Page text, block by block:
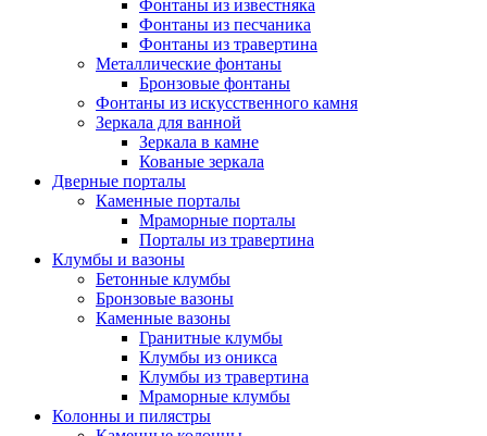
Фонтаны из известняка
Фонтаны из песчаника
Фонтаны из травертина
Металлические фонтаны
Бронзовые фонтаны
Фонтаны из искусственного камня
Зеркала для ванной
Зеркала в камне
Кованые зеркала
Дверные порталы
Каменные порталы
Мраморные порталы
Порталы из травертина
Клумбы и вазоны
Бетонные клумбы
Бронзовые вазоны
Каменные вазоны
Гранитные клумбы
Клумбы из оникса
Клумбы из травертина
Мраморные клумбы
Колонны и пилястры